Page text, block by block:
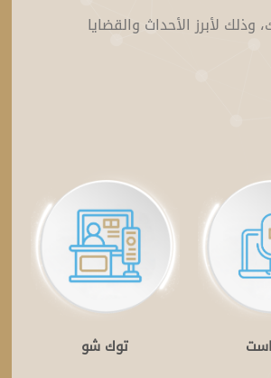
وذلك لأبرز الأحداث والقضايا
توك شو